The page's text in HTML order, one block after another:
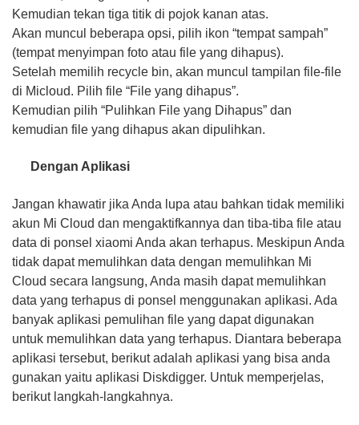
Kemudian tekan tiga titik di pojok kanan atas.
Akan muncul beberapa opsi, pilih ikon “tempat sampah”
(tempat menyimpan foto atau file yang dihapus).
Setelah memilih recycle bin, akan muncul tampilan file-file
di Micloud. Pilih file “File yang dihapus”.
Kemudian pilih “Pulihkan File yang Dihapus” dan
kemudian file yang dihapus akan dipulihkan.
Dengan Aplikasi
Jangan khawatir jika Anda lupa atau bahkan tidak memiliki
akun Mi Cloud dan mengaktifkannya dan tiba-tiba file atau
data di ponsel xiaomi Anda akan terhapus. Meskipun Anda
tidak dapat memulihkan data dengan memulihkan Mi
Cloud secara langsung, Anda masih dapat memulihkan
data yang terhapus di ponsel menggunakan aplikasi. Ada
banyak aplikasi pemulihan file yang dapat digunakan
untuk memulihkan data yang terhapus. Diantara beberapa
aplikasi tersebut, berikut adalah aplikasi yang bisa anda
gunakan yaitu aplikasi Diskdigger. Untuk memperjelas,
berikut langkah-langkahnya.